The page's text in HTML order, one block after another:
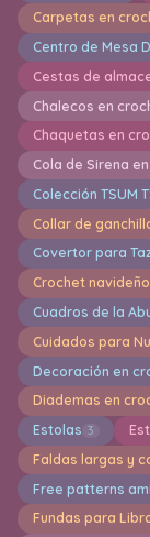
Carpetas en
Centro de Mesa
Cestas de
Chalecos en
Chaquetas en
Cola de Sirena
Colección TSUM
Collar de
Covertor para
Crochet navideño
Cuadros de la
Cuidados para
Decoración en
Diademas en
Estolas 3
Faldas largas y
Free patterns
Fundas para